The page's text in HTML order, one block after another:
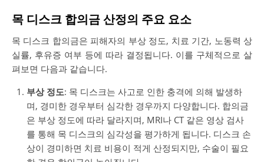
목 디스크 합의금 산정의 주요 요소
목 디스크 합의금은 피해자의 부상 정도, 치료 기간, 노동력 상
실률, 후유증 여부 등에 따라 결정됩니다. 이를 구체적으로 살
펴보면 다음과 같습니다.
부상 정도: 목 디스크는 사고로 인한 충격에 의해 발생하
며, 경미한 경우부터 심각한 경우까지 다양합니다. 합의금
은 부상 정도에 따라 달라지며, MRI나 CT 같은 영상 검사
를 통해 목 디스크의 심각성을 평가하게 됩니다. 디스크 손
상이 경미하면 치료 비용이 적게 산정되지만, 수술이 필요